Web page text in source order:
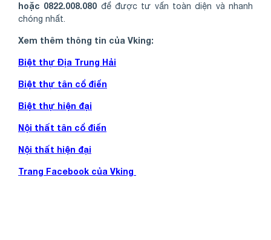
hoặc 0822.008.080 để được tư vấn toàn diện và nhanh
chóng nhất.
Xem thêm thông tin của Vking:
Biệt thự Địa Trung Hải
Biệt thự tân cổ điển
Biệt thự hiện đại
Nội thất tân cổ điển
Nội thất hiện đại
Trang Facebook của Vking